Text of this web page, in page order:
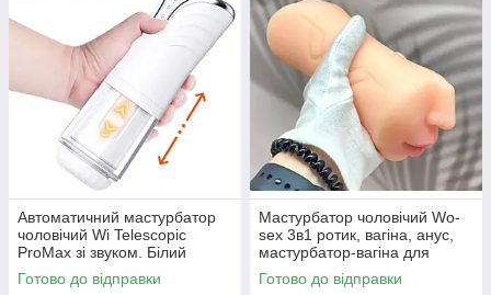
Автоматичний мастурбатор
чоловічий Wi Telescopic
ProMax зі звуком. Білий
Готово до відправки
Мастурбатор чоловічий Wo-
sex 3в1 ротик, вагіна, анус,
мастурбатор-вагіна для
чоловіків.Кібершкіра
Готово до відправки